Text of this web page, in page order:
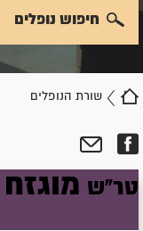
שורת הנופלים
חיפוש נופלים
טר"ש מוגזח